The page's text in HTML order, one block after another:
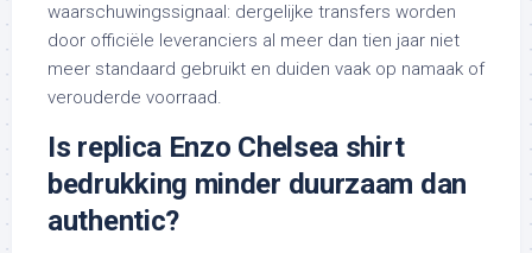
waarschuwingssignaal: dergelijke transfers worden
door officiële leveranciers al meer dan tien jaar niet
meer standaard gebruikt en duiden vaak op namaak of
verouderde voorraad.
Is replica Enzo Chelsea shirt
bedrukking minder duurzaam dan
authentic?